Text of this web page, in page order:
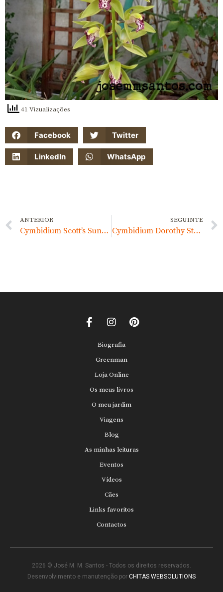
41 Vizualizações
Facebook Twitter
LinkedIn WhatsApp
ANTERIOR
Cymbidium Scott’s Sunrise ‘Aurora’
SEGUINTE
Cymbidium Dorothy Stockstill ‘Forgotten Fruit’
Biografia
Greenman
Loja Online
Os meus livros
O meu jardim
Viagens
Blog
As minhas leituras
Eventos
Vídeos
Cães
Links favoritos
Contactos
2026 © José M. M. Santos - Todos os direitos reservados.
Desenvolvimento e manutenção por CHITAS WEBSOLUTIONS